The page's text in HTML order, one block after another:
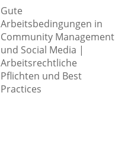
Gute
Arbeitsbedingungen in
Community Management
und Social Media |
Arbeitsrechtliche
Pflichten und Best
Practices